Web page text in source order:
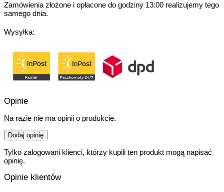
Zamówienia złożone i opłacone do godziny 13:00 realizujemy tego
samego dnia.
Wysyłka:
Opinie
Na razie nie ma opinii o produkcie.
Dodaj opinię
Tylko zalogowani klienci, którzy kupili ten produkt mogą napisać
opinię.
Opinie klientów